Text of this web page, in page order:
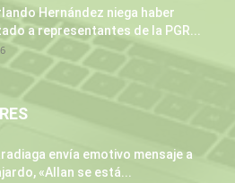
Hernández niega haber
a representantes de la PGR...
envía emotivo mensaje a
«Allan se está...